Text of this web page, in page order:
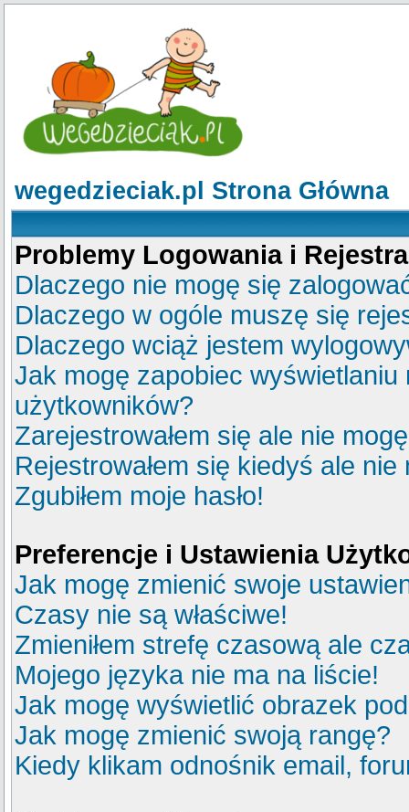
wegedzieciak.pl Strona Główna
Problemy Logowania i
Dlaczego nie mogę się
Dlaczego w ogóle muszę się
Dlaczego wciąż jestem
Jak mogę zapobiec
użytkowników?
Zarejestrowałem się ale nie
Rejestrowałem się kiedyś ale
Zgubiłem moje hasło!
Preferencje i Ustawienia
Jak mogę zmienić swoje
Czasy nie są właściwe!
Zmieniłem strefę czasową ale
Mojego języka nie ma na liście!
Jak mogę wyświetlić obrazek
Jak mogę zmienić swoją rangę?
Kiedy klikam odnośnik email,